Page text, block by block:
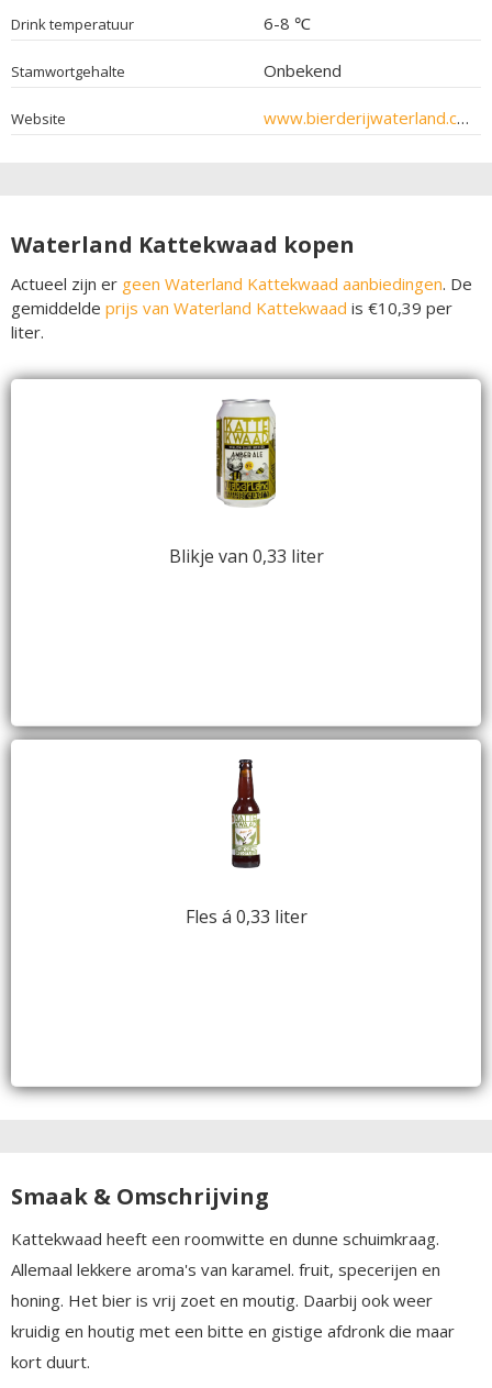
Drink temperatuur 6-8 ℃
Stamwortgehalte Onbekend
Website www.bierderijwaterland.com
Waterland Kattekwaad kopen
Actueel zijn er geen Waterland Kattekwaad aanbiedingen. De
gemiddelde prijs van Waterland Kattekwaad is €10,39 per
liter.
Blikje van 0,33 liter
Fles á 0,33 liter
Smaak & Omschrijving
Kattekwaad heeft een roomwitte en dunne schuimkraag.
Allemaal lekkere aroma's van karamel. fruit, specerijen en
honing. Het bier is vrij zoet en moutig. Daarbij ook weer
kruidig en houtig met een bitte en gistige afdronk die maar
kort duurt.